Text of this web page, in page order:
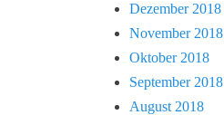
Dezember 2018
November 2018
Oktober 2018
September 2018
August 2018